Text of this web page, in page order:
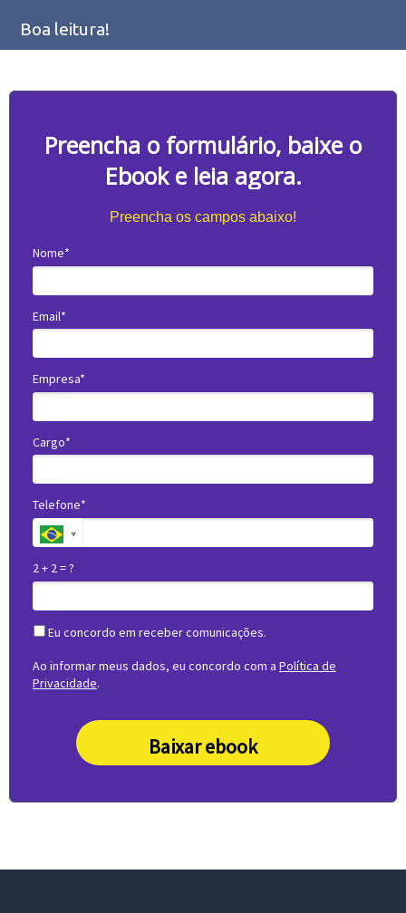
Boa leitura!
Preencha o formulário, baixe o
Ebook e leia agora.
Preencha os campos abaixo!
Nome*
Email*
Empresa*
Cargo*
Telefone*
2 + 2 = ?
Eu concordo em receber comunicações.
Ao informar meus dados, eu concordo com a Política de
Privacidade.
Baixar ebook